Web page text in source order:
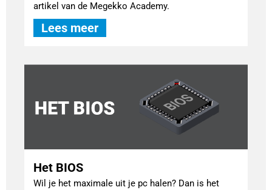
artikel van de Megekko Academy.
Lees meer
Het BIOS
Wil je het maximale uit je pc halen? Dan is het